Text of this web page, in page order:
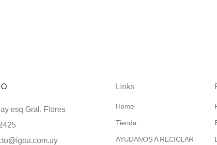
esq Gral. Flores
Links
Home
Tienda
AYUDANOS A RECICLAR